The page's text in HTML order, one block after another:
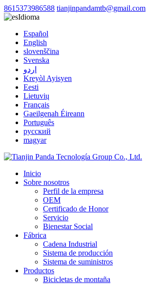
8615373986588 tianjinpandamtb@gmail.com
Idioma
Español
English
slovenščina
Svenska
اردو
Kreyòl Ayisyen
Eesti
Lietuvių
Français
Gaeilgenah Éireann
Português
русский
magyar
Inicio
Sobre nosotros
Perfil de la empresa
OEM
Certificado de Honor
Servicio
Bienestar Social
Fábrica
Cadena Industrial
Sistema de producción
Sistema de suministros
Productos
Bicicletas de montaña